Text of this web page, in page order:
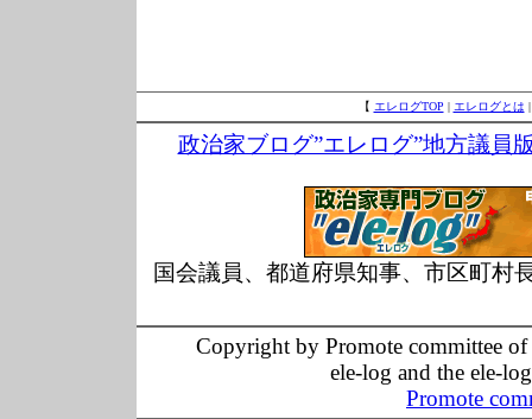
【 エレログTOP | エレログとは
政治家ブログ”エレログ”地方議員
国会議員、都道府県知事、市区町村
Copyright by Promote committee
ele-log and the ele-
Promote